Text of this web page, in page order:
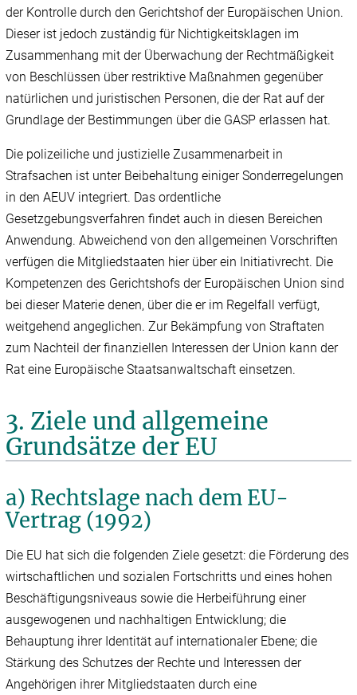
der Kontrolle durch den Gerichtshof der Europäischen Union.
Dieser ist jedoch zuständig für Nichtigkeitsklagen im
Zusammenhang mit der Überwachung der Rechtmäßigkeit
von Beschlüssen über restriktive Maßnahmen gegenüber
natürlichen und juristischen Personen, die der Rat auf der
Grundlage der Bestimmungen über die GASP erlassen hat.
Die polizeiliche und justizielle Zusammenarbeit in
Strafsachen ist unter Beibehaltung einiger Sonderregelungen
in den AEUV integriert. Das ordentliche
Gesetzgebungsverfahren findet auch in diesen Bereichen
Anwendung. Abweichend von den allgemeinen Vorschriften
verfügen die Mitgliedstaaten hier über ein Initiativrecht. Die
Kompetenzen des Gerichtshofs der Europäischen Union sind
bei dieser Materie denen, über die er im Regelfall verfügt,
weitgehend angeglichen. Zur Bekämpfung von Straftaten
zum Nachteil der finanziellen Interessen der Union kann der
Rat eine Europäische Staatsanwaltschaft einsetzen.
3. Ziele und allgemeine
Grund­sätze der EU
a) Rechtslage nach dem EU-
Vertrag (1992)
Die EU hat sich die folgenden Ziele gesetzt: die Förderung des
wirtschaftlichen und sozialen Fortschritts und eines hohen
Beschäftigungsniveaus sowie die Herbeiführung einer
ausgewogenen und nachhaltigen Entwicklung; die
Behauptung ihrer Identität auf internationaler Ebene; die
Stärkung des Schutzes der Rechte und Interessen der
Angehörigen ihrer Mitgliedstaaten durch eine